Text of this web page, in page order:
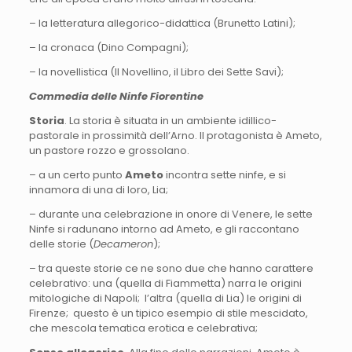
– la letteratura allegorico-didattica (Brunetto Latini);
– la cronaca (Dino Compagni);
– la novellistica (Il Novellino, il Libro dei Sette Savi);
Commedia delle Ninfe Fiorentine
Storia. La storia è situata in un ambiente idillico-
pastorale in prossimità dell’Arno. Il protagonista è Ameto,
un pastore rozzo e grossolano.
– a un certo punto Ametoincontra sette ninfe, e si
innamora di una di loro, Lia;
– durante una celebrazione in onore di Venere, le sette
Ninfe si radunano intorno ad Ameto, e gli raccontano
delle storie (Decameron);
– tra queste storie ce ne sono due che hanno carattere
celebrativo: una (quella di Fiammetta) narra le origini
mitologiche di Napoli; l’altra (quella di Lia) le origini di
Firenze; questo è un tipico esempio di stile mescidato,
che mescola tematica erotica e celebrativa;